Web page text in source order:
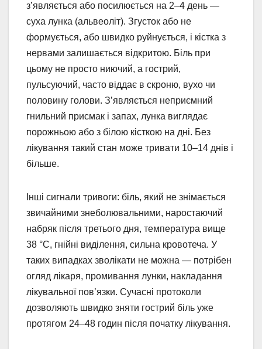
з’являється або посилюється на 2–4 день —
суха лунка (альвеоліт). Згусток або не
формується, або швидко руйнується, і кістка з
нервами залишається відкритою. Біль при
цьому не просто ниючий, а гострий,
пульсуючий, часто віддає в скроню, вухо чи
половину голови. З’являється неприємний
гнильний присмак і запах, лунка виглядає
порожньою або з білою кісткою на дні. Без
лікування такий стан може тривати 10–14 днів і
більше.
Інші сигнали тривоги: біль, який не знімається
звичайними знеболювальними, наростаючий
набряк після третього дня, температура вище
38 °C, гнійні виділення, сильна кровотеча. У
таких випадках зволікати не можна — потрібен
огляд лікаря, промивання лунки, накладання
лікувальної пов’язки. Сучасні протоколи
дозволяють швидко зняти гострий біль уже
протягом 24–48 годин після початку лікування.